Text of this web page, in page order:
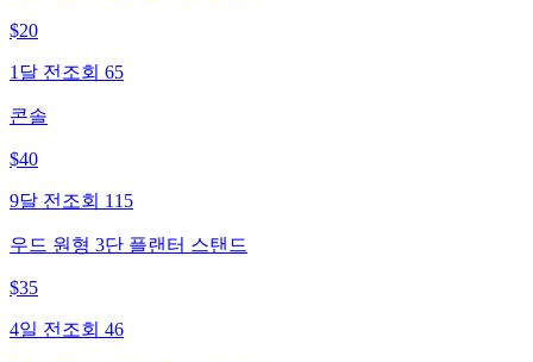
$20
1달 전 조회 65
콘솔
$40
9달 전 조회 115
우드 원형 3단 플랜터 스탠드
$35
4일 전 조회 46